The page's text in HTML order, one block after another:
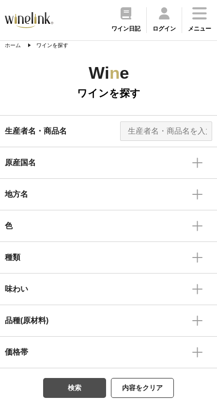
ワイン日記 ログイン メニュー
ホーム ワインを探す
Wine
ワインを探す
生産者名・商品名
原産国名
地方名
色
種類
味わい
品種(原材料)
価格帯
検索 内容をクリア